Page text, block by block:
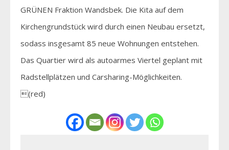
GRÜNEN Fraktion Wandsbek. Die Kita auf dem
Kirchengrundstück wird durch einen Neubau ersetzt,
sodass insgesamt 85 neue Wohnungen entstehen.
Das Quartier wird als autoarmes Viertel geplant mit
Radstellplätzen und Carsharing-Möglichkeiten.
(red)